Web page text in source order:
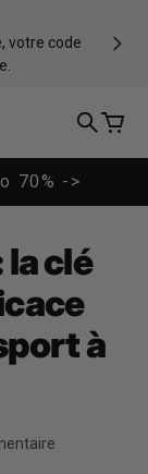
votre code
Panier
70% ->
clé
à